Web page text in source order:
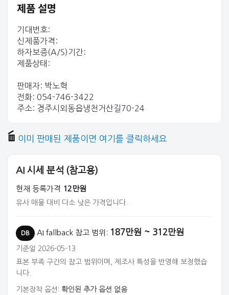
제품 설명
기대번호:
신제품가격:
하자보증(A/S)기간:
제품상태:
판매자: 박노혁
전화: 054-746-3422
주소: 경주시외동읍냉천거산길70-24
이미 판매된 제품이면 여기를 클릭하세요
AI 시세 분석 (참고용)
현재 등록가격 12만원
유사 매물 대비 다소 낮은 가격입니다.
DB AI fallback 참고 범위: 187만원 ~ 312만원
기준일 2026-05-13
표본 부족 구간의 참고 범위이며, 제조사 특성을 반영해 보정했습
니다.
기본장착 옵션: 확인된 추가 옵션 없음